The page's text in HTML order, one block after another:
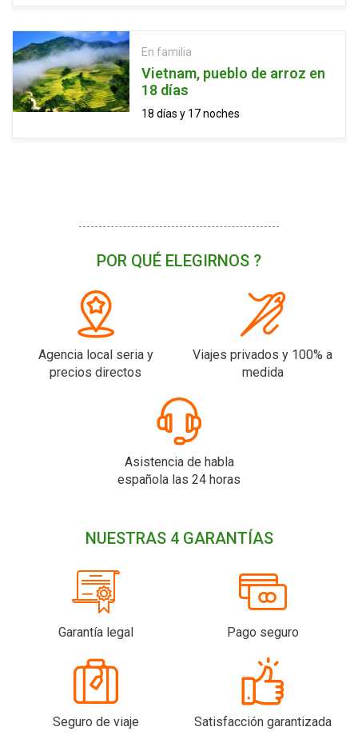
En familia
Vietnam, pueblo de arroz en
18 días
18 días y 17 noches
POR QUÉ ELEGIRNOS ?
Agencia local seria y
precios directos
Viajes privados y 100% a
medida
Asistencia de habla
española las 24 horas
NUESTRAS 4 GARANTÍAS
Garantía legal Pago seguro
Seguro de viaje Satisfacción garantizada